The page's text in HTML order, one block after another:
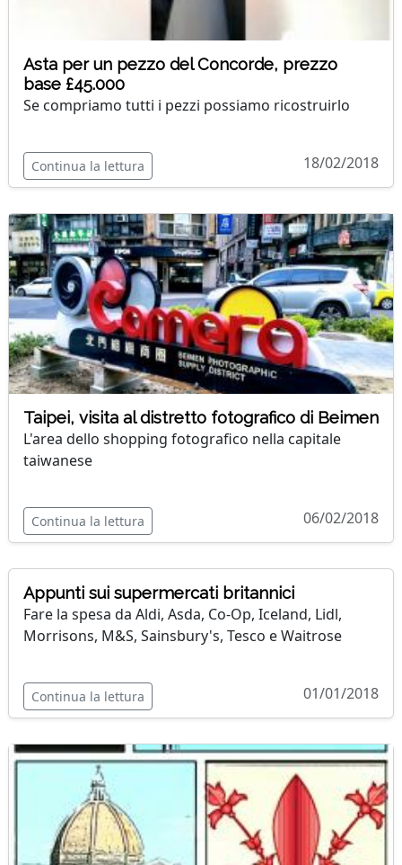
Asta per un pezzo del Concorde, prezzo
base £45.000
Se compriamo tutti i pezzi possiamo ricostruirlo
Continua la lettura 18/02/2018
Taipei, visita al distretto fotografico di Beimen
L'area dello shopping fotografico nella capitale
taiwanese
Continua la lettura 06/02/2018
Appunti sui supermercati britannici
Fare la spesa da Aldi, Asda, Co-Op, Iceland, Lidl,
Morrisons, M&S, Sainsbury's, Tesco e Waitrose
Continua la lettura 01/01/2018